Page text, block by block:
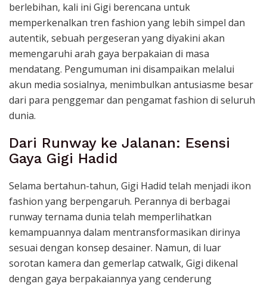
berlebihan, kali ini Gigi berencana untuk
memperkenalkan tren fashion yang lebih simpel dan
autentik, sebuah pergeseran yang diyakini akan
memengaruhi arah gaya berpakaian di masa
mendatang. Pengumuman ini disampaikan melalui
akun media sosialnya, menimbulkan antusiasme besar
dari para penggemar dan pengamat fashion di seluruh
dunia.
Dari Runway ke Jalanan: Esensi
Gaya Gigi Hadid
Selama bertahun-tahun, Gigi Hadid telah menjadi ikon
fashion yang berpengaruh. Perannya di berbagai
runway ternama dunia telah memperlihatkan
kemampuannya dalam mentransformasikan dirinya
sesuai dengan konsep desainer. Namun, di luar
sorotan kamera dan gemerlap catwalk, Gigi dikenal
dengan gaya berpakaiannya yang cenderung